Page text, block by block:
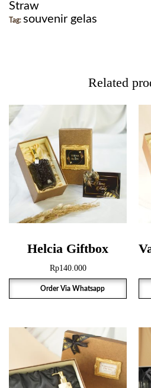
Straw
Tag: souvenir gelas
Related
Helcia Giftbox
Rp140.000
Order Via Whatsapp